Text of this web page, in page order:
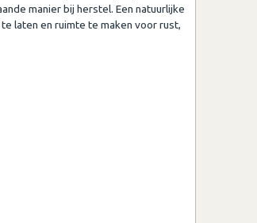
manier bij herstel. Een natuurlijke
laten en ruimte te maken voor rust,